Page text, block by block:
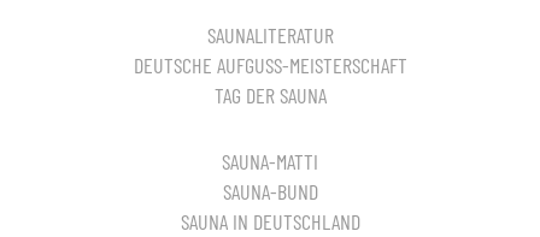
SAUNALITERATUR
DEUTSCHE AUFGUSS-MEISTERSCHAFT
TAG DER SAUNA
SAUNA-MATTI
SAUNA-BUND
SAUNA IN DEUTSCHLAND